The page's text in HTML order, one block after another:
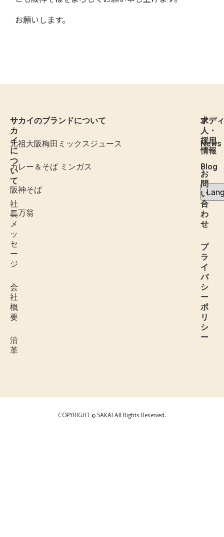
お願いします。
サ
カ
イ
に
つ
い
て
社
長
メ
ッ
セ
ー
ジ
会
社
概
要
沿
革
サカイのブランドについて
元祖大阪梅田ミックスジュース
カレー＆そば ミンガス
阪神そば
二万翁
求
人・
採用
情報
お
問
い
合
わ
せ
プ
ラ
イ
バ
シ
ー
ポ
リ
シ
ー
メデ
News
Blog
COPYRIGHT © SAKAI All Rights Reserved.